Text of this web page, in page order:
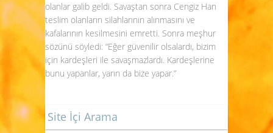
olanlar galib geldi. Savaştan sonra Cengiz Han
teslim olanların silahlarının alınmasını ve
kafalarının kesilmesini emretti. Sonra meşhur
sözünü söyledi: “Eğer güvenilir olsalardı, bizim
için kardeşleri ile savaşmazlardı. Kardeşlerine
bunu yapanlar, yarın da bize yapar.”
Site İçi Arama